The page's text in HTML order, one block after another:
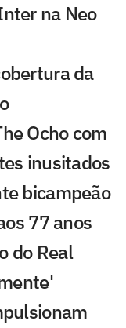
na Neo
da
Ocho com
inusitados
bicampeão
77 anos
do Real